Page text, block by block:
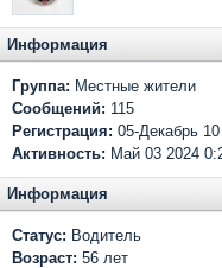
Информация
Группа: Местные жители
Сообщений: 115
Регистрация: 05-Декабрь 10
Активность: Май 03 2024
Информация
Статус: Водитель
Возраст: 56 лет